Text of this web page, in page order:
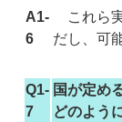
A1-
6
これら
だし、可
Q1-
7
国が定め
どのよう